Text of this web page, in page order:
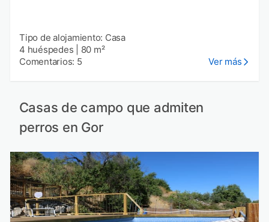
Tipo de alojamiento: Casa
4 huéspedes
80 m²
Comentarios: 5
Ver más
Casas de campo que admiten
perros en Gor